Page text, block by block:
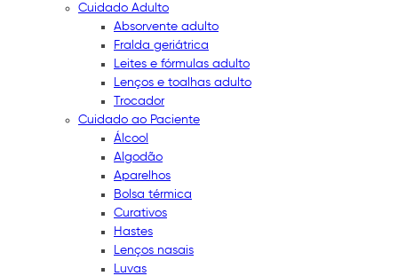
Cuidado Adulto
Absorvente adulto
Fralda geriátrica
Leites e fórmulas adulto
Lenços e toalhas adulto
Trocador
Cuidado ao Paciente
Álcool
Algodão
Aparelhos
Bolsa térmica
Curativos
Hastes
Lenços nasais
Luvas